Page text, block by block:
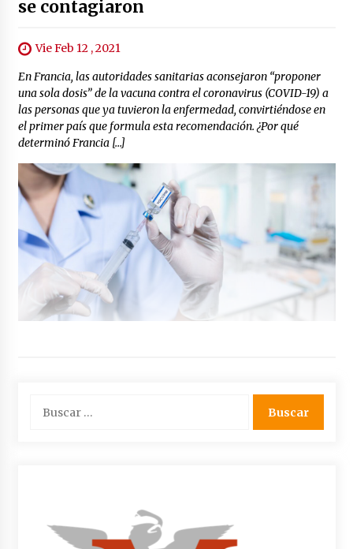
se contagiaron
Vie Feb 12 , 2021
En Francia, las autoridades sanitarias aconsejaron “proponer
una sola dosis” de la vacuna contra el coronavirus (COVID-19) a
las personas que ya tuvieron la enfermedad, convirtiéndose en
el primer país que formula esta recomendación. ¿Por qué
determinó Francia […]